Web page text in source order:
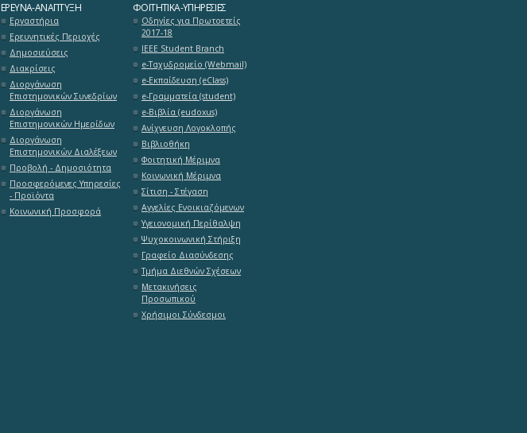
ΈΡΕΥΝΑ-ΑΝΆΠΤΥΞΗ
Εργαστήρια
Ερευνητικές Περιοχές
Δημοσιεύσεις
Διακρίσεις
Διοργάνωση
Επιστημονικών Συνεδρίων
Διοργάνωση
Επιστημονικών Ημερίδων
Διοργάνωση
Επιστημονικών Διαλέξεων
Προβολή - Δημοσιότητα
Προσφερόμενες Υπηρεσίες
- Προϊόντα
Κοινωνική Προσφορά
ΦΟΙΤΗΤΙΚΆ-ΥΠΗΡΕΣΊΕΣ
Οδηγίες για Πρωτοετείς
2017-18
ΙΕΕΕ Student Branch
e-Ταχυδρομείο (Webmail)
e-Εκπαίδευση (eClass)
e-Γραμματεία (student)
e-Βιβλία (eudoxus)
Ανίχνευση Λογοκλοπής
Βιβλιοθήκη
Φοιτητική Μέριμνα
Κοινωνική Μέριμνα
Σίτιση - Στέγαση
Αγγελίες Ενοικιαζόμενων
Υγειονομική Περίθαλψη
Ψυχοκοινωνική Στήριξη
Γραφείο Διασύνδεσης
Τμήμα Διεθνών Σχέσεων
Μετακινήσεις
Προσωπικού
Χρήσιμοι Σύνδεσμοι